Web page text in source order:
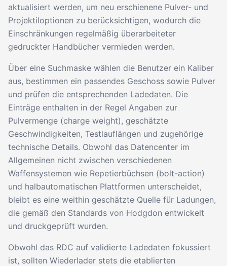
aktualisiert werden, um neu erschienene Pulver- und
Projektiloptionen zu berücksichtigen, wodurch die
Einschränkungen regelmäßig überarbeiteter
gedruckter Handbücher vermieden werden.
Über eine Suchmaske wählen die Benutzer ein Kaliber
aus, bestimmen ein passendes Geschoss sowie Pulver
und prüfen die entsprechenden Ladedaten. Die
Einträge enthalten in der Regel Angaben zur
Pulvermenge (charge weight), geschätzte
Geschwindigkeiten, Testlauflängen und zugehörige
technische Details. Obwohl das Datencenter im
Allgemeinen nicht zwischen verschiedenen
Waffensystemen wie Repetierbüchsen (bolt-action)
und halbautomatischen Plattformen unterscheidet,
bleibt es eine weithin geschätzte Quelle für Ladungen,
die gemäß den Standards von Hodgdon entwickelt
und druckgeprüft wurden.
Obwohl das RDC auf validierte Ladedaten fokussiert
ist, sollten Wiederlader stets die etablierten